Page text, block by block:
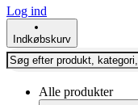
Log ind
Indkøbskurv
Alle produkter